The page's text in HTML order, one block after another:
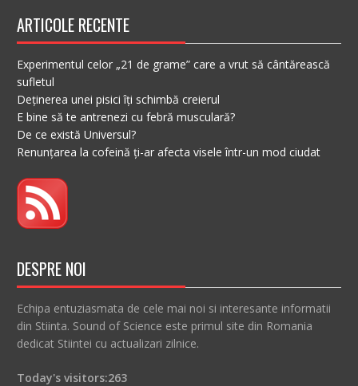
ARTICOLE RECENTE
Experimentul celor „21 de grame” care a vrut să cântărească
sufletul
Deținerea unei pisici îți schimbă creierul
E bine să te antrenezi cu febră musculară?
De ce există Universul?
Renunțarea la cofeină ți-ar afecta visele într-un mod ciudat
DESPRE NOI
Echipa entuziasmata de cele mai noi si interesante informatii
din Stiinta. Sound of Science este primul site din Romania
dedicat Stiintei cu actualizari zilnice.
Today's visitors:263